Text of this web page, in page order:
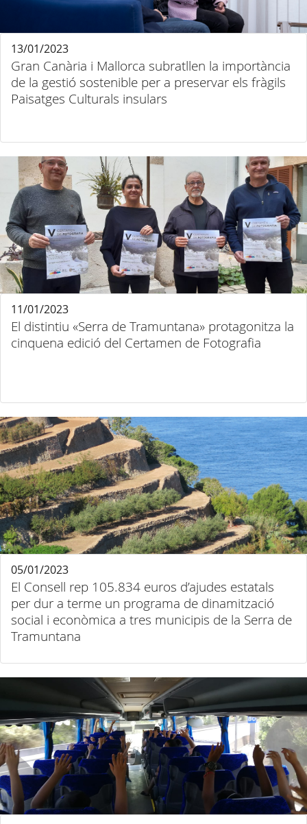
Gran Canària i Mallorca subratllen la importància
de la gestió sostenible per a preservar els fràgils
Paisatges Culturals insulars
13/01/2023
El distintiu «Serra de Tramuntana» protagonitza la
cinquena edició del Certamen de Fotografia
11/01/2023
El Consell rep 105.834 euros d’ajudes estatals
per dur a terme un programa de dinamització
social i econòmica a tres municipis de la Serra de
Tramuntana
05/01/2023